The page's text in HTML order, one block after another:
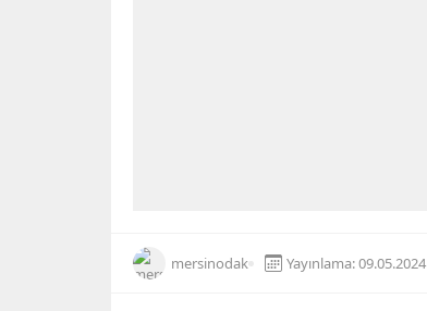
mersinodak Yayınlama: 09.05.2024